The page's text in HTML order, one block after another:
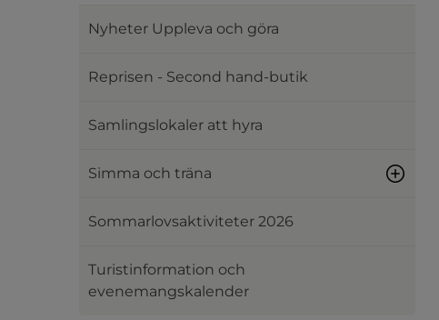
Nyheter Uppleva och göra
Reprisen - Second hand-butik
Samlingslokaler att hyra
Simma och träna
Sommarlovsaktiviteter 2026
Turistinformation och
evenemangskalender